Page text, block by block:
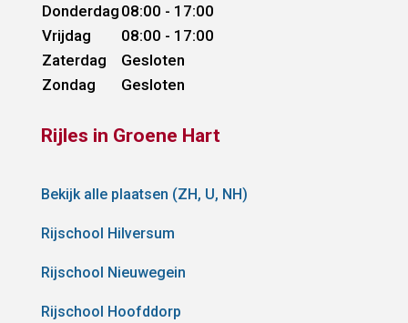
Donderdag 08:00 - 17:00
Vrijdag
08:00 - 17:00
Zaterdag
Gesloten
Zondag
Gesloten
Rijles in Groene Hart
Bekijk alle plaatsen (ZH, U, NH)
Rijschool Hilversum
Rijschool Nieuwegein
Rijschool Hoofddorp